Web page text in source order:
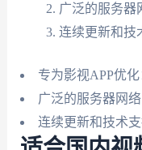
广泛的服务器
连续更新和技
专为影视APP优
广泛的服务器网
连续更新和技术